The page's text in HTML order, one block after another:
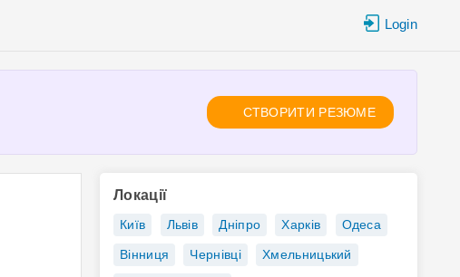
Login
СТВОРИТИ РЕЗЮМЕ
Локації
Київ Львів Дніпро Харків Одеса
Вінниця Чернівці Хмельницький